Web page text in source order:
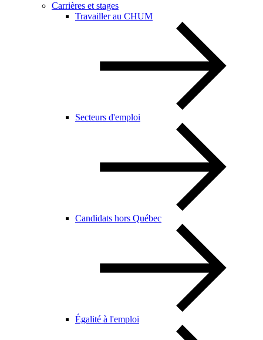
Carrières et stages
Travailler au CHUM
Secteurs d'emploi
Candidats hors Québec
Égalité à l'emploi